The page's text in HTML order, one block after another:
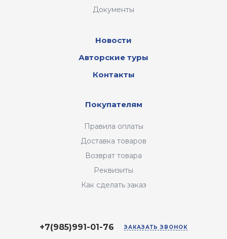
Документы
Новости
Авторские туры
Контакты
Покупателям
Правила оплаты
Доставка товаров
Возврат товара
Реквизиты
Как сделать заказ
+7(985)991-01-76 ЗАКАЗАТЬ ЗВОНОК